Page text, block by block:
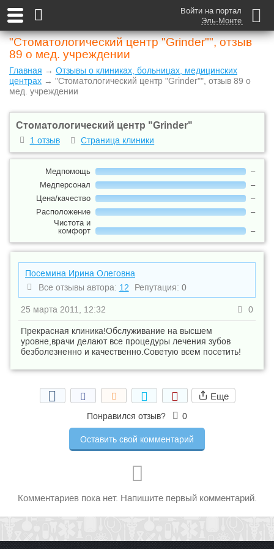
Войти на портал
Эль-Монте
"Стоматологический центр "Grinder"", отзыв
89 о мед. учреждении
Главная → Отзывы о клиниках, больницах, медицинских
центрах → "Стоматологический центр "Grinder"", отзыв 89 о
мед. учреждении
Стоматологический центр "Grinder"
1 отзыв Страница клиники
Медпомощь
–
Медперсонал
–
Цена/качество
–
Расположение
–
Чистота и
комфорт
–
Посемина Ирина Олеговна
Все отзывы автора: 12 Репутация: 0
0
25 марта 2011, 12:32
Прекрасная клиника!Обслуживание на высшем
уровне,врачи делают все процедуры лечения зубов
безболезненно и качественно.Советую всем посетить!
Еще
Понравился отзыв? 0
Оставить свой комментарий
Комментариев пока нет. Напишите первый комментарий.